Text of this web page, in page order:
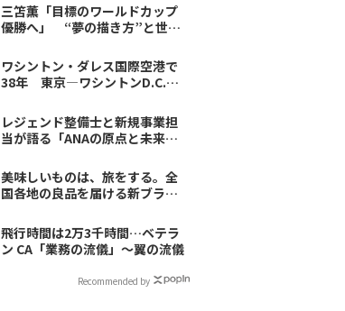
三笘薫「目標のワールドカップ
優勝へ」 “夢の描き方”と世界
ワシントン・ダレス国際空港で
38年 東京―ワシントンD.C.線
レジェンド整備士と新規事業担
当が語る「ANAの原点と未来」
美味しいものは、旅をする。全
国各地の良品を届ける新ブラン
飛行時間は2万3千時間…ベテラ
ン CA「業務の流儀」～翼の流儀
Recommended by